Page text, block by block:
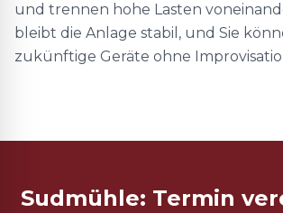
und trennen hohe Lasten
bleibt die Anlage stabil, und Sie
zukünftige Geräte ohne
Sudmühle: Termin